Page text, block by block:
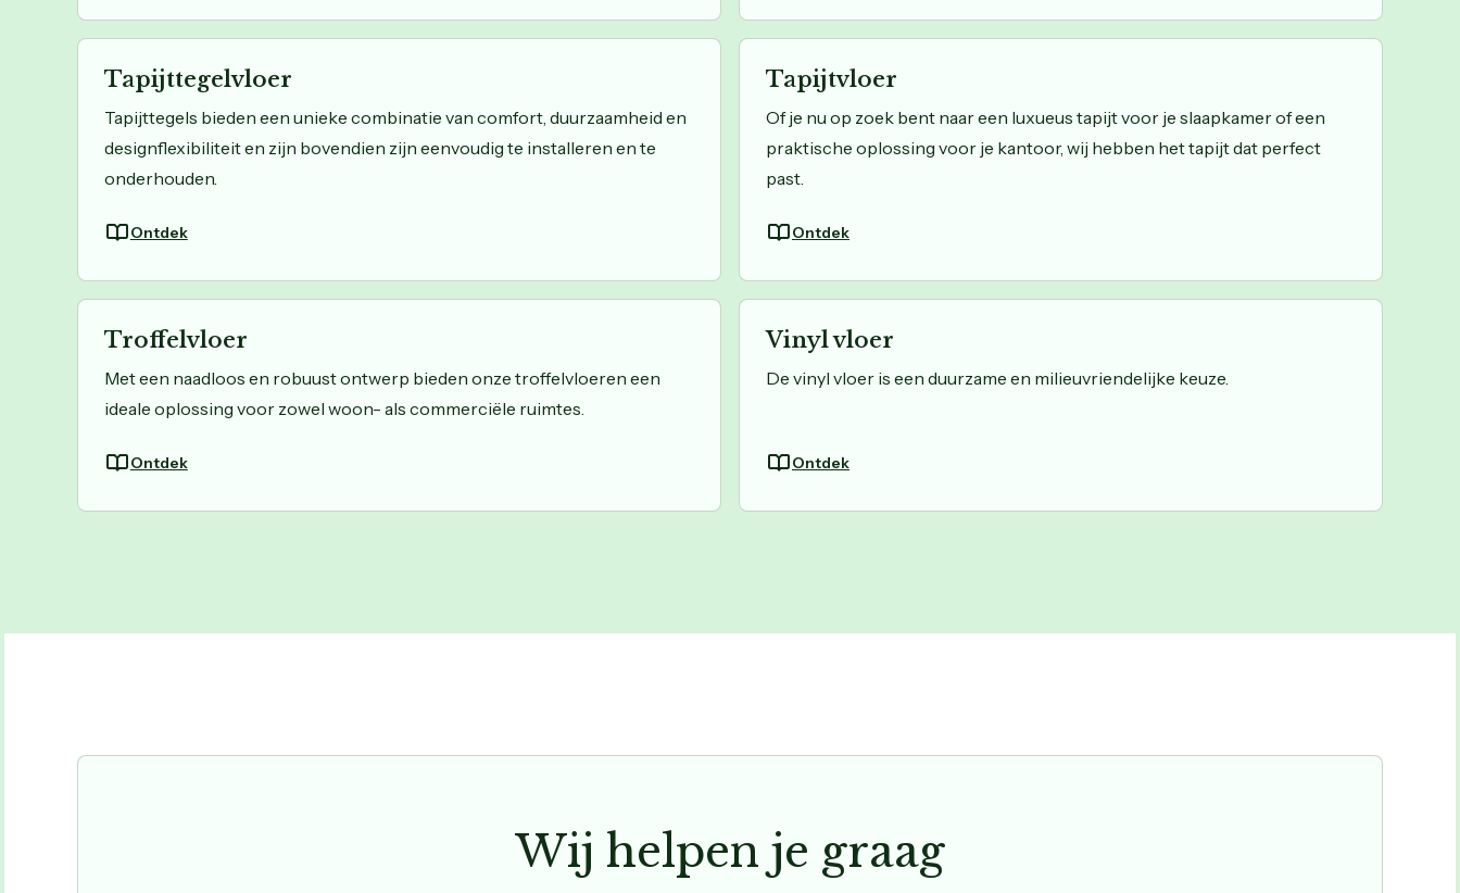
Tapijttegelvloer
Tapijttegels bieden een unieke combinatie van comfort, duurzaamheid en
designflexibiliteit en zijn bovendien zijn eenvoudig te installeren en te
onderhouden.
Ontdek
Tapijtvloer
Of je nu op zoek bent naar een luxueus tapijt voor je slaapkamer of een
praktische oplossing voor je kantoor, wij hebben het tapijt dat perfect
past.
Ontdek
Troffelvloer
Met een naadloos en robuust ontwerp bieden onze troffelvloeren een
ideale oplossing voor zowel woon- als commerciële ruimtes.
Ontdek
Vinyl vloer
De vinyl vloer is een duurzame en milieuvriendelijke keuze.
Ontdek
Wij helpen je graag